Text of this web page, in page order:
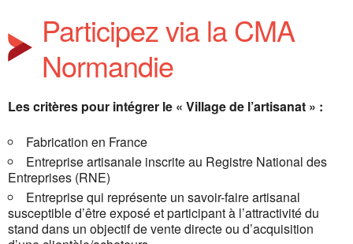
Participez via la CMA
Normandie
Les critères pour intégrer le « Village de l’artisanat » :
Fabrication en France
Entreprise artisanale inscrite au Registre National des
Entreprises (RNE)
Entreprise qui représente un savoir-faire artisanal
susceptible d’être exposé et participant à l’attractivité du
stand dans un objectif de vente directe ou d’acquisition